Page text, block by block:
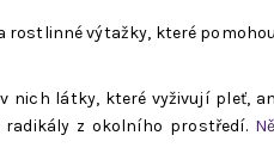
rostlinné výtažky, které
nich látky, které vyživují pleť,
z okolního prostředí.